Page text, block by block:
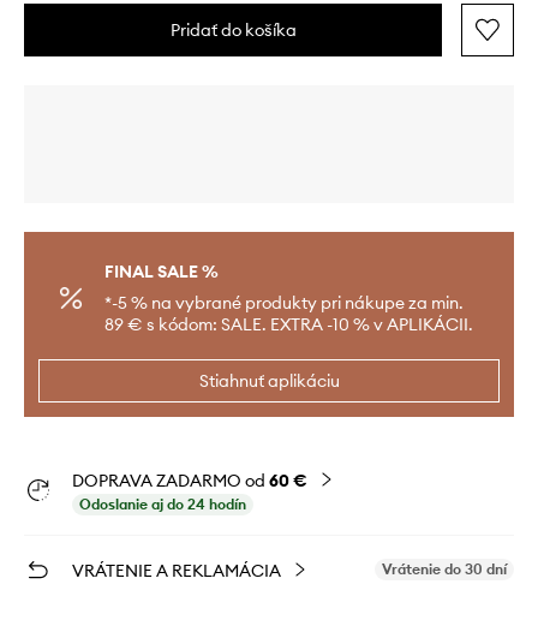
Pridať do košíka
FINAL SALE %
*-5 % na vybrané produkty pri nákupe za min.
89 € s kódom: SALE. EXTRA -10 % v APLIKÁCII.
Stiahnuť aplikáciu
DOPRAVA ZADARMO od 60 €
Odoslanie aj do 24 hodín
VRÁTENIE A REKLAMÁCIA Vrátenie do 30 dní